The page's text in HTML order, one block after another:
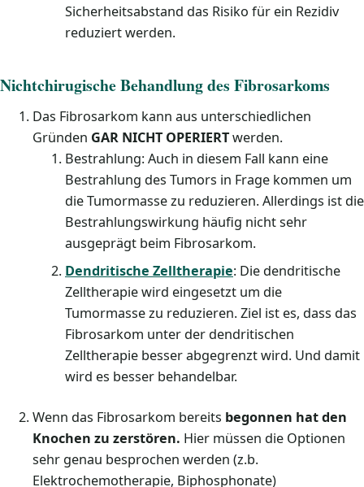
Sicherheitsabstand das Risiko für ein Rezidiv
reduziert werden.
Nichtchirugische Behandlung des Fibrosarkoms
Das Fibrosarkom kann aus unterschiedlichen
Gründen GAR NICHT OPERIERTwerden.
Bestrahlung: Auch in diesem Fall kann eine
Bestrahlung des Tumors in Frage kommen um
die Tumormasse zu reduzieren. Allerdings ist die
Bestrahlungswirkung häufig nicht sehr
ausgeprägt beim Fibrosarkom.
Dendritische Zelltherapie: Die dendritische
Zelltherapie wird eingesetzt um die
Tumormasse zu reduzieren. Ziel ist es, dass das
Fibrosarkom unter der dendritischen
Zelltherapie besser abgegrenzt wird. Und damit
wird es besser behandelbar.
Wenn das Fibrosarkom bereits begonnen hat den
Knochen zu zerstören. Hier müssen die Optionen
sehr genau besprochen werden (z.b.
Elektrochemotherapie, Biphosphonate)